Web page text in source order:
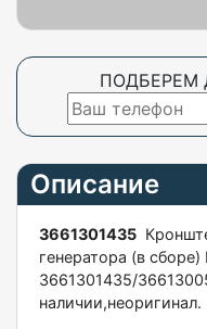
ПОДБЕРЕМ
Описание
3661301435
генератора (в
3661301435/
наличии,неоригинал.